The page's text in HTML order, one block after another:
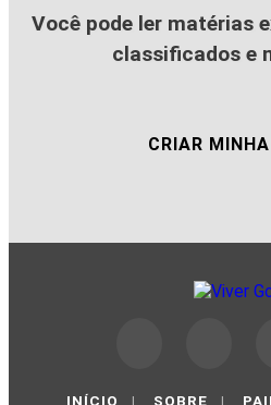
Você pode ler matérias
classificados e
CRIAR
INÍCIO | SOBRE |